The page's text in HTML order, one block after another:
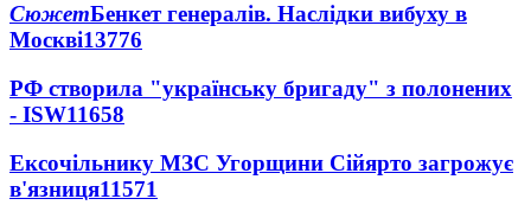
СюжетБенкет генералів. Наслідки вибуху в
Москві13776
РФ створила "українську бригаду" з полонених
- ISW11658
Ексочільнику МЗС Угорщини Сійярто загрожує
в'язниця11571